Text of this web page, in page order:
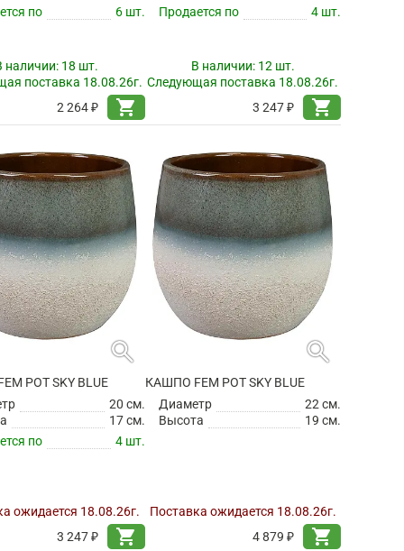
по
6 шт.
наличии: 18 шт.
поставка 18.08.26г.
2 264 ₽
shopping_cart
Продается по
4 шт.
В наличии: 12 шт.
Следующая поставка 18.08.26г.
3 247 ₽
shopping_cart
search
POT SKY BLUE
20 см.
17 см.
по
4 шт.
ожидается 18.08.26г.
3 247 ₽
shopping_cart
search
КАШПО FEM POT SKY BLUE
Диаметр
22 см.
Высота
19 см.
Поставка ожидается 18.08.26г.
4 879 ₽
shopping_cart